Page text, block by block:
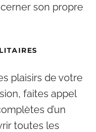
son propre
plaisirs de votre
faites appel
d’un
toutes les